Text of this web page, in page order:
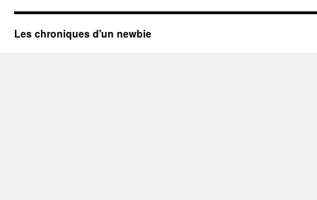
Les chroniques d'un newbie